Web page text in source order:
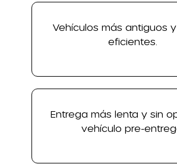
Vehículos más antiguos
eficientes.
Entrega más lenta y sin
vehículo pre-